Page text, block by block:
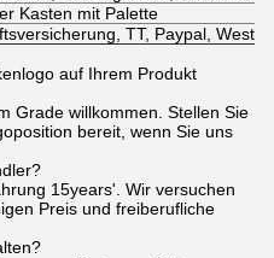
Kasten mit Palette
TT, Paypal,
auf Ihrem Produkt
Grade willkommen. Stellen Sie
bereit, wenn Sie uns
15years'. Wir versuchen
Preis und freiberufliche